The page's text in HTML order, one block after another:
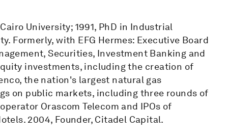
University; 1991, PhD in Industrial
Formerly, with EFG Hermes: Executive Board
Securities, Investment Banking and
investments, including the creation of
the nation's largest natural gas
on public markets, including three rounds of
Orascom Telecom and IPOs of
2004, Founder, Citadel Capital.